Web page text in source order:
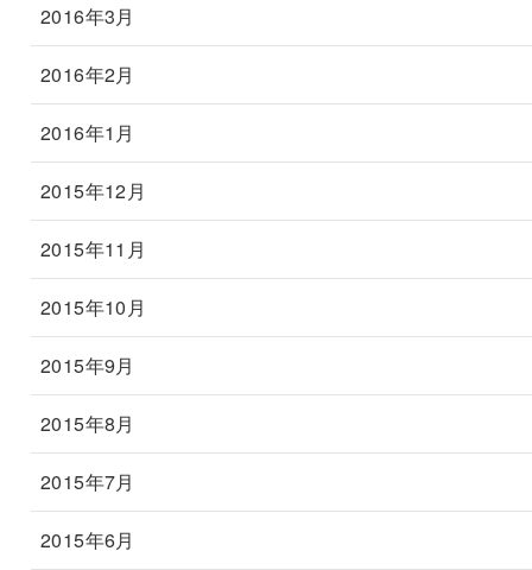
2016年3月
2016年2月
2016年1月
2015年12月
2015年11月
2015年10月
2015年9月
2015年8月
2015年7月
2015年6月